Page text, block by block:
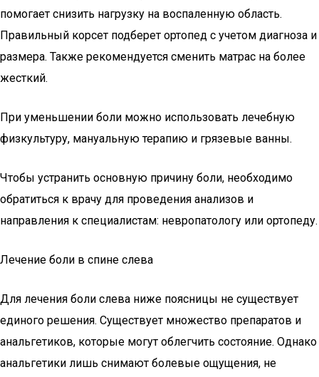
помогает снизить нагрузку на воспаленную область.
Правильный корсет подберет ортопед с учетом диагноза и
размера. Также рекомендуется сменить матрас на более
жесткий.
При уменьшении боли можно использовать лечебную
физкультуру, мануальную терапию и грязевые ванны.
Чтобы устранить основную причину боли, необходимо
обратиться к врачу для проведения анализов и
направления к специалистам: невропатологу или ортопеду.
Лечение боли в спине слева
Для лечения боли слева ниже поясницы не существует
единого решения. Существует множество препаратов и
анальгетиков, которые могут облегчить состояние. Однако
анальгетики лишь снимают болевые ощущения, не